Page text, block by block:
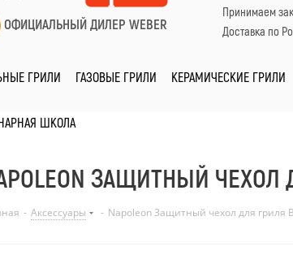
ОФИЦИАЛЬНЫЙ ДИЛЕР WEBER
Принимаем
Доставка по
ГРИЛИ ГАЗОВЫЕ ГРИЛИ КЕРАМИЧЕСКИЕ ГРИЛИ
ШКОЛА
ЗАЩИТНЫЙ ЧЕХОЛ
- Аксессуары - Napoleon Защитный чехол для гриля